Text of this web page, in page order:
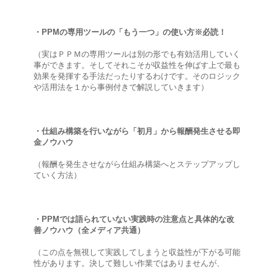
・PPMの専用ツールの「もう一つ」の使い方※必読！
（実はＰＰＭの専用ツールは別の形でも有効活用していく
事ができます。そしてそれこそが収益性を伸ばす上で最も
効果を発揮する手法だったりするわけです。そのロジック
や活用法を１から事例付きで解説していきます）
・仕組み構築を行いながら「初月」から報酬発生させる即
金ノウハウ
（報酬を発生させながら仕組み構築へとステップアップし
ていく方法）
・PPMでは語られていない実践時の注意点と具体的な改
善ノウハウ（全メディア共通）
（この点を無視して実践してしまうと収益性が下がる可能
性があります。決して難しい作業ではありませんが、